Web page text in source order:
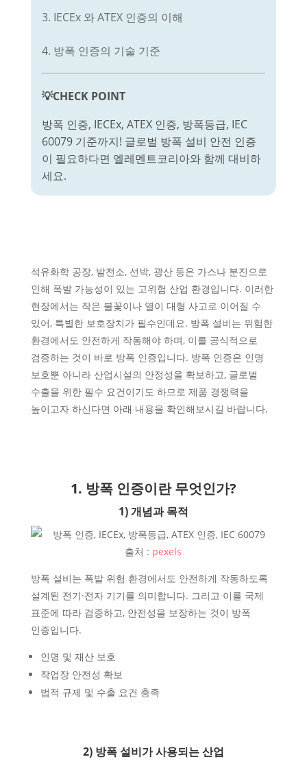
3. IECEx 와 ATEX 인증의 이해
4. 방폭 인증의 기술 기준
💡CHECK POINT
방폭 인증, IECEx, ATEX 인증, 방폭등급, IEC
60079 기준까지! 글로벌 방폭 설비 안전 인증
이 필요하다면 엘레멘트코리아와 함께 대비하
세요.
석유화학 공장, 발전소, 선박, 광산 등은 가스나 분진으로
인해 폭발 가능성이 있는 고위험 산업 환경입니다. 이러한
현장에서는 작은 불꽃이나 열이 대형 사고로 이어질 수
있어, 특별한 보호장치가 필수인데요. 방폭 설비는 위험한
환경에서도 안전하게 작동해야 하며, 이를 공식적으로
검증하는 것이 바로 방폭 인증입니다. 방폭 인증은 인명
보호뿐 아니라 산업시설의 안정성을 확보하고, 글로벌
수출을 위한 필수 요건이기도 하므로 제품 경쟁력을
높이고자 하신다면 아래 내용을 확인해보시길 바랍니다.
1. 방폭 인증이란 무엇인가?
1) 개념과 목적
출처 : pexels
방폭 설비는 폭발 위험 환경에서도 안전하게 작동하도록
설계된 전기·전자 기기를 의미합니다. 그리고 이를 국제
표준에 따라 검증하고, 안전성을 보장하는 것이 방폭
인증입니다.
인명 및 재산 보호
작업장 안전성 확보
법적 규제 및 수출 요건 충족
2) 방폭 설비가 사용되는 산업